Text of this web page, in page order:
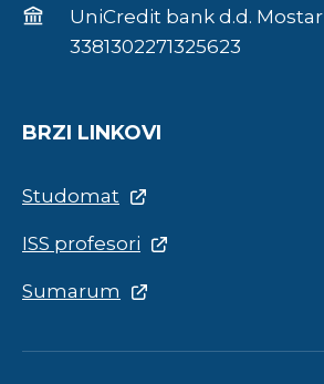
UniCredit bank d.d. Mostar
3381302271325623
BRZI LINKOVI
Studomat
ISS profesori
Sumarum